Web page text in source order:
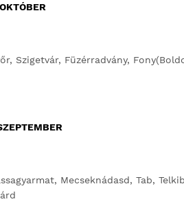
Szigetvár, Füzérradvány,
Mecseknádasd, Tab,